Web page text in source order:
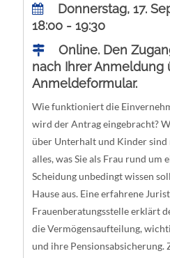
Donnerstag, 17.
18:00 - 19:30
Online. Den
nach Ihrer Anmeldung
Anmeldeformular.
Wie funktioniert die
wird der Antrag eingebracht?
über Unterhalt und Kinder sind
alles, was Sie als Frau rund um
Scheidung unbedingt wissen
Hause aus. Eine erfahrene
Frauenberatungsstelle erklärt
die Vermögensaufteilung,
und ihre Pensionsabsicherung.